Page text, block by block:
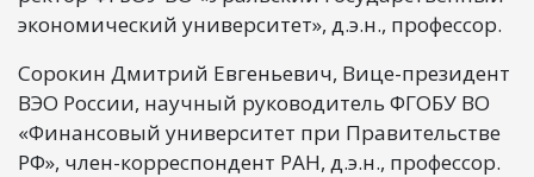
экономический университет», д.э.н., профессор.
Сорокин Дмитрий Евгеньевич, Вице-президент
ВЭО России, научный руководитель ФГОБУ ВО
«Финансовый университет при Правительстве
РФ», член-корреспондент РАН, д.э.н., профессор.